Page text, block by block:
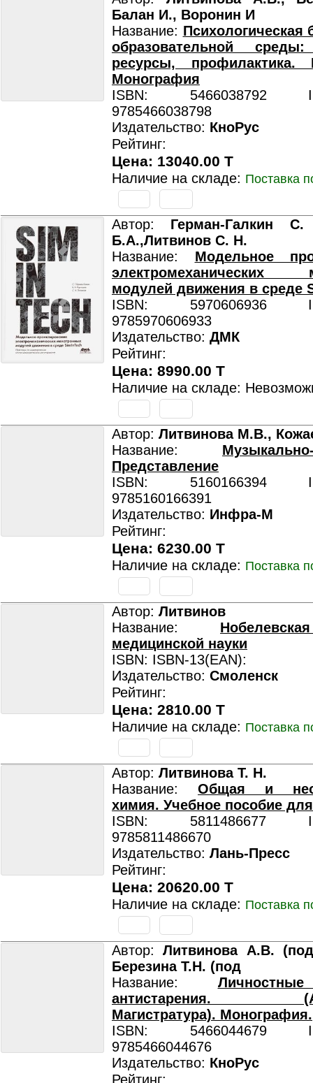
Балан И., Воронин И
Название: Психологическая
образовательной
ресурсы, профилактика.
Монография
ISBN: 5466038792
9785466038798
Издательство: КноРус
Рейтинг:
Цена: 13040.00 T
Наличие на складе: Поставка
Автор: Герман-Галкин С.
Б.А.,Литвинов С. Н.
Название: Модельное
электромеханических
модулей движения в среде
ISBN: 5970606936
9785970606933
Издательство: ДМК
Рейтинг:
Цена: 8990.00 T
Наличие на складе:
Автор: Литвинова М.В.,
Название:
Представление
ISBN: 5160166394
9785160166391
Издательство: Инфра-М
Рейтинг:
Цена: 6230.00 T
Наличие на складе: Поставка
Автор: Литвинов
Название:
медицинской науки
ISBN: ISBN-13(EAN):
Издательство: Смоленск
Рейтинг:
Цена: 2810.00 T
Наличие на складе: Поставка
Автор: Литвинова Т. Н.
Название: Общая и
химия. Учебное пособие
ISBN: 5811486677
9785811486670
Издательство: Лань-Пресс
Рейтинг:
Цена: 20620.00 T
Наличие на складе: Поставка
Автор:Литвинова А.В.
Березина Т.Н. (под
Название:
антистарения.
Магистратура). Монография.
ISBN: 5466044679
9785466044676
Издательство: КноРус
Рейтинг: